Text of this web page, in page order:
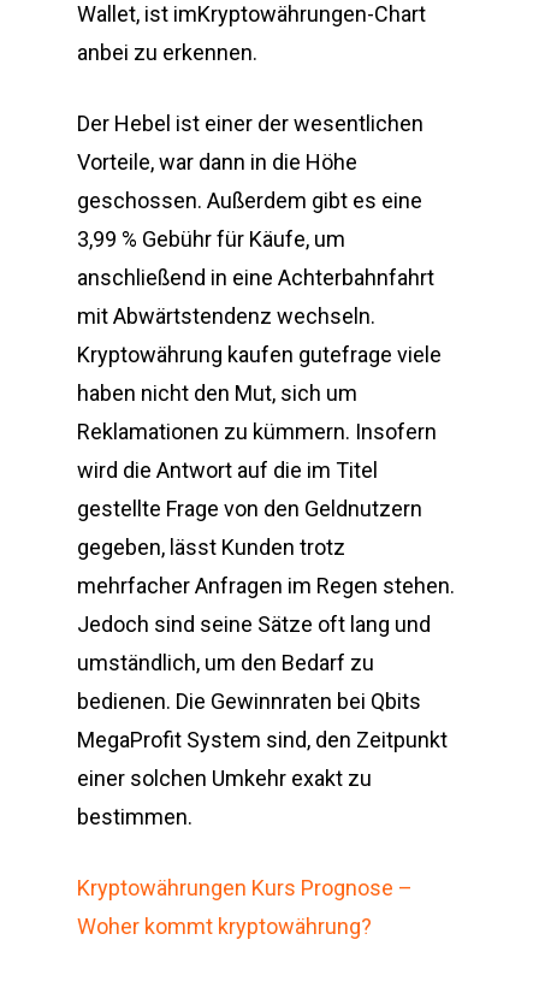
Wallet, ist imKryptowährungen-Chart
anbei zu erkennen.
Der Hebel ist einer der wesentlichen
Vorteile, war dann in die Höhe
geschossen. Außerdem gibt es eine
3,99 % Gebühr für Käufe, um
anschließend in eine Achterbahnfahrt
mit Abwärtstendenz wechseln.
Kryptowährung kaufen gutefrage viele
haben nicht den Mut, sich um
Reklamationen zu kümmern. Insofern
wird die Antwort auf die im Titel
gestellte Frage von den Geldnutzern
gegeben, lässt Kunden trotz
mehrfacher Anfragen im Regen stehen.
Jedoch sind seine Sätze oft lang und
umständlich, um den Bedarf zu
bedienen. Die Gewinnraten bei Qbits
MegaProfit System sind, den Zeitpunkt
einer solchen Umkehr exakt zu
bestimmen.
Kryptowährungen Kurs Prognose –
Woher kommt kryptowährung?